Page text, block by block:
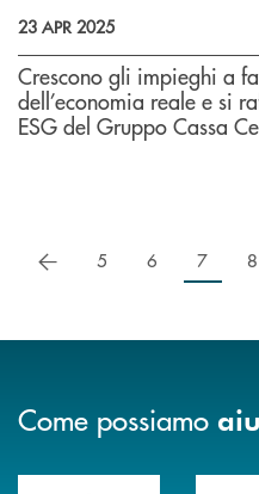
23 APR 2025
Crescono gli impieghi a
dell’economia reale e si
ESG del Gruppo Cassa
precedente
5 6 7 8
Come possiamo